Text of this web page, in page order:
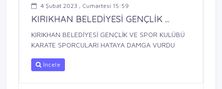
4 Şubat 2023 , Cumartesi 15:59
KIRIKHAN BELEDİYESİ GENÇLİK ...
KIRIKHAN BELEDİYESİ GENÇLİK VE SPOR KULÜBÜ
KARATE SPORCULARI HATAYA DAMGA VURDU
İncele